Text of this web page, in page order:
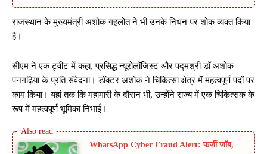
राजस्थान के मुख्यमंत्री अशोक गहलोत ने भी उनके निधन पर शोक व्यक्त किया
है।
सीएम ने एक ट्वीट में कहा, प्रसिद्ध न्यूरोलॉजिस्ट और पद्मश्री डॉ अशोक
पनगढ़िया के प्रति संवेदना। डॉक्टर अशोक ने चिकित्सा क्षेत्र में महत्वपूर्ण पदों पर
काम किया। यहां तक कि महामारी के दौरान भी, उन्होंने राज्य में एक चिकित्सक के
रूप में महत्वपूर्ण भूमिका निभाई।
WhatsApp Cyber Fraud Alert: फर्जी जॉब,